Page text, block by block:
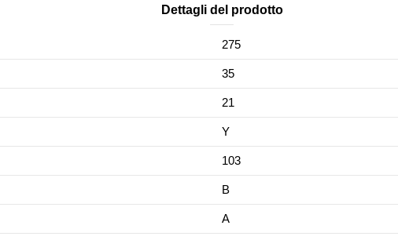
Dettagli del prodotto
275
35
21
Y
103
B
A